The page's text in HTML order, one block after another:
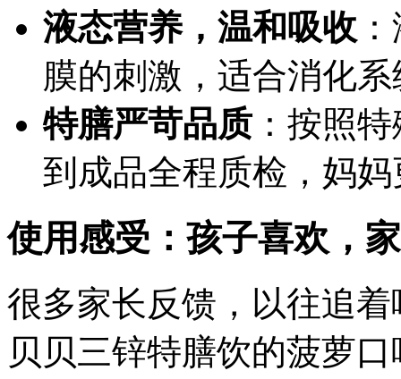
液态营养，温和吸收
膜的刺激，适合消化
特膳严苛品质：按照
到成品全程质检，妈
使用感受：孩子喜欢，
很多家长反馈，以往追
贝贝三锌特膳饮的菠萝